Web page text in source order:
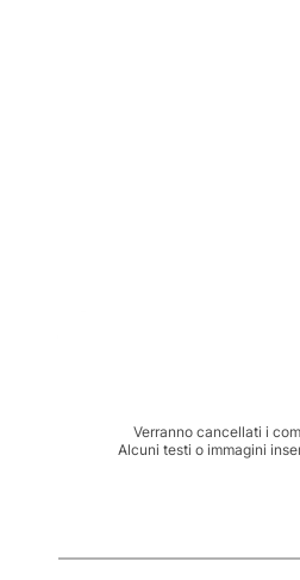
Verranno cancellati i
Alcuni testi o immagini